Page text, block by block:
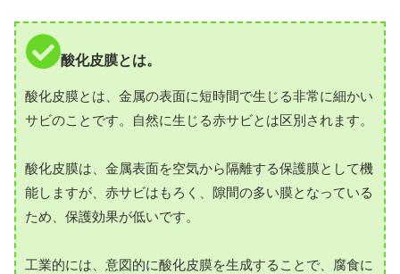
酸化皮膜とは。
酸化皮膜とは、金属の表面に短時間で生じる非常に細かい
サビのことです。自然に生じる赤サビとは区別されます。
酸化皮膜は、金属表面を空気から隔離する保護膜として機
能しますが、赤サビはもろく、隙間の多い膜となっている
ため、保護効果が低いです。
工業的には、意図的に酸化皮膜を生成することで、腐食に